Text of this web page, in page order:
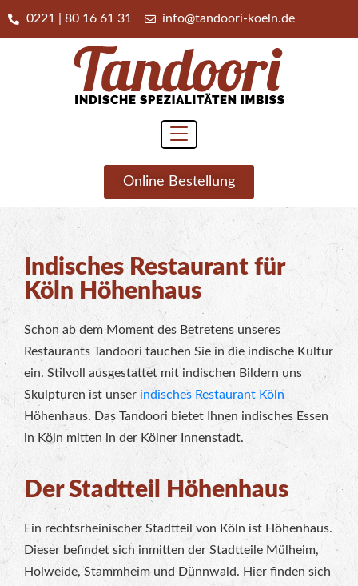
0221 | 80 16 61 31 info@tandoori-koeln.de
Online Bestellung
Indisches Restaurant für
Köln Höhenhaus
Schon ab dem Moment des Betretens unseres
Restaurants Tandoori tauchen Sie in die indische Kultur
ein. Stilvoll ausgestattet mit indischen Bildern uns
Skulpturen ist unser indisches Restaurant Köln
Höhenhaus. Das Tandoori bietet Ihnen indisches Essen
in Köln mitten in der Kölner Innenstadt.
Der Stadtteil Höhenhaus
Ein rechtsrheinischer Stadtteil von Köln ist Höhenhaus.
Dieser befindet sich inmitten der Stadtteile Mülheim,
Holweide, Stammheim und Dünnwald. Hier finden sich